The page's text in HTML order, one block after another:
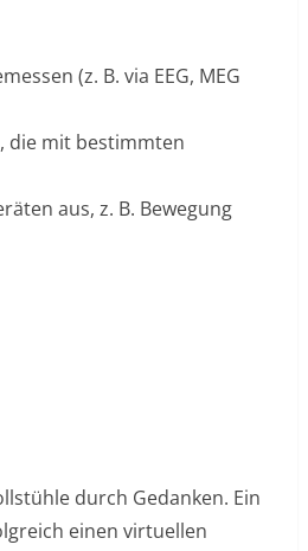
(z. B. via EEG, MEG
die mit bestimmten
aus, z. B. Bewegung
durch Gedanken. Ein
einen virtuellen